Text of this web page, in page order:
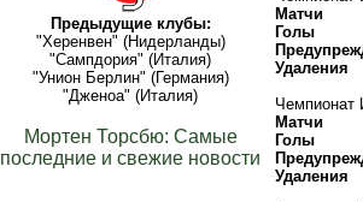
Предыдущие клубы:
"Херенвен" (Нидерланды)
"Сампдория" (Италия)
"Унион Берлин" (Германия)
"Дженоа" (Италия)
Мортен Торсбю: Самые
последние и свежие новости
Матчи
Голы
Удаления
Чемпионат
Матчи
Голы
Удаления